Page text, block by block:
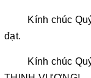
Kính chúc Quý
đạt.
Kính chúc Quý